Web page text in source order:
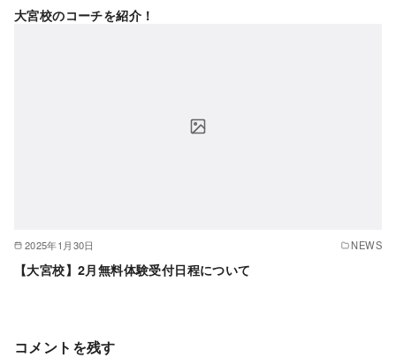
大宮校のコーチを紹介！
2025年1月30日 NEWS
【大宮校】2月無料体験受付日程について
コメントを残す